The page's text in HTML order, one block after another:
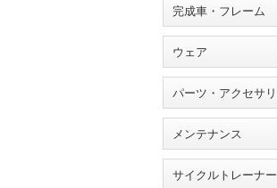
完成車・フレーム
ウェア
パーツ・アクセサリ
メンテナンス
サイクルトレーナー